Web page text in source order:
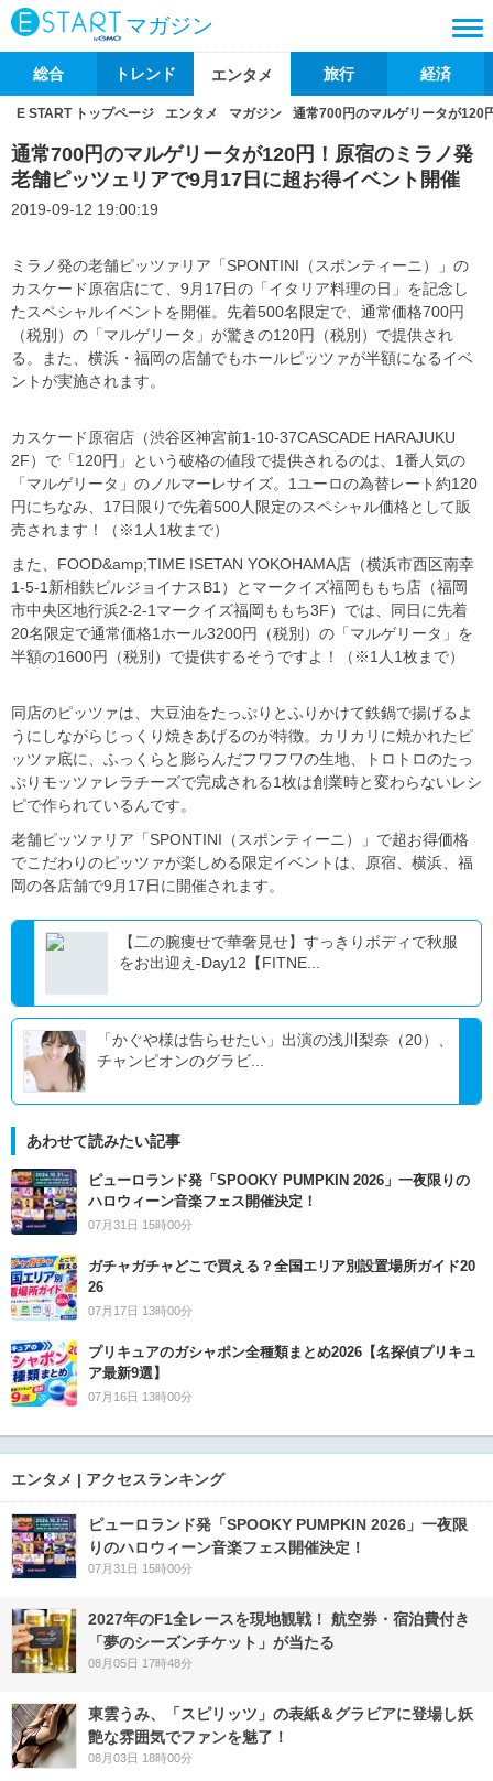
マガジン
総合 トレンド エンタメ 旅行 経済
E START トップページ エンタメ マガジン 通常700円のマルゲリータが120
通常700円のマルゲリータが120円！原宿のミラノ発
老舗ピッツェリアで9月17日に超お得イベント開催
2019-09-12 19:00:19
ミラノ発の老舗ピッツァリア「SPONTINI（スポンティーニ）」の
カスケード原宿店にて、9月17日の「イタリア料理の日」を記念し
たスペシャルイベントを開催。先着500名限定で、通常価格700円
（税別）の「マルゲリータ」が驚きの120円（税別）で提供され
る。また、横浜・福岡の店舗でもホールピッツァが半額になるイベ
ントが実施されます。
カスケード原宿店（渋谷区神宮前1-10-37CASCADE HARAJUKU
2F）で「120円」という破格の値段で提供されるのは、1番人気の
「マルゲリータ」のノルマーレサイズ。1ユーロの為替レート約120
円にちなみ、17日限りで先着500人限定のスペシャル価格として販
売されます！（※1人1枚まで）
また、FOOD&amp;TIME ISETAN YOKOHAMA店（横浜市西区南幸
1-5-1新相鉄ビルジョイナスB1）とマークイズ福岡ももち店（福岡
市中央区地行浜2-2-1マークイズ福岡ももち3F）では、同日に先着
20名限定で通常価格1ホール3200円（税別）の「マルゲリータ」を
半額の1600円（税別）で提供するそうですよ！（※1人1枚まで）
同店のピッツァは、大豆油をたっぷりとふりかけて鉄鍋で揚げるよ
うにしながらじっくり焼きあげるのが特徴。カリカリに焼かれたピ
ッツァ底に、ふっくらと膨らんだフワフワの生地、トロトロのたっ
ぷりモッツァレラチーズで完成される1枚は創業時と変わらないレシ
ピで作られているんです。
老舗ピッツァリア「SPONTINI（スポンティーニ）」で超お得価格
でこだわりのピッツァが楽しめる限定イベントは、原宿、横浜、福
岡の各店舗で9月17日に開催されます。
【二の腕痩せで華奢見せ】すっきりボディで秋服
をお出迎え-Day12【FITNE...
「かぐや様は告らせたい」出演の浅川梨奈（20）、
チャンピオンのグラビ...
あわせて読みたい記事
ピューロランド発「SPOOKY PUMPKIN 2026」一夜限りの
ハロウィーン音楽フェス開催決定！
07月31日 15時00分
ガチャガチャどこで買える？全国エリア別設置場所ガイド20
26
07月17日 13時00分
プリキュアのガシャポン全種類まとめ2026【名探偵プリキュ
ア最新9選】
07月16日 13時00分
エンタメ | アクセスランキング
ピューロランド発「SPOOKY PUMPKIN 2026」一夜限
りのハロウィーン音楽フェス開催決定！
07月31日 15時00分
2027年のF1全レースを現地観戦！ 航空券・宿泊費付き
「夢のシーズンチケット」が当たる
08月05日 17時48分
東雲うみ、「スピリッツ」の表紙＆グラビアに登場し妖
艶な雰囲気でファンを魅了！
08月03日 18時00分